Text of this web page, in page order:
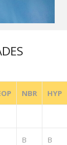
NBR HYP
B B